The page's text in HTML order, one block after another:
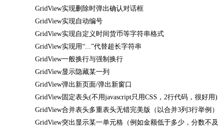
GridView实现删除时弹出确认对话框
GridView实现自动编号
GridView实现自定义时间货币等字符串格式
GridView实现用“...”代替超长字符串
GridView一般换行与强制换行
GridView显示隐藏某一列
GridView弹出新页面/弹出新窗口
GridView固定表头(不用javascript只用CSS，2行代码，很好用)
GridView合并表头多重表头无错完美版（以合并3列3行举例）
GridView突出显示某一单元格（例如金额低于多少，分数不及